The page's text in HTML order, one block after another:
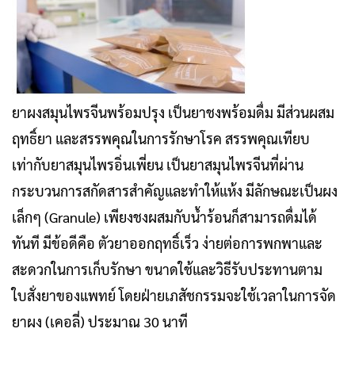
ยาผงสมุนไพรจีนพร้อมปรุง เป็นยาชงพร้อมดื่ม มีส่วนผสม
ฤทธิ์ยา และสรรพคุณในการรักษาโรค สรรพคุณเทียบ
เท่ากับยาสมุนไพรอิ่นเพี่ยน เป็นยาสมุนไพรจีนที่ผ่าน
กระบวนการสกัดสารสำคัญและทำให้แห้ง มีลักษณะเป็นผง
เล็กๆ (Granule) เพียงชงผสมกับน้ำร้อนก็สามารถดื่มได้
ทันที มีข้อดีคือ ตัวยาออกฤทธิ์เร็ว ง่ายต่อการพกพาและ
สะดวกในการเก็บรักษา ขนาดใช้และวิธีรับประทานตาม
ใบสั่งยาของแพทย์โดยฝ่ายเภสัชกรรมจะใช้เวลาในการจัด
ยาผง (เคอลี่) ประมาณ 30 นาที